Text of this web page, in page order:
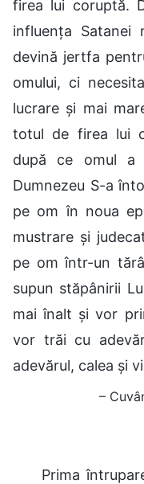
firea lui coruptă.
influența Satanei
devină jertfa
omului, ci
lucrare și mai
totul de firea lui
după ce omul a
Dumnezeu S-a
pe om în noua
mustrare și
pe om într-un
supun stăpânirii
mai înalt și vor
vor trăi cu
adevărul, calea și
–
Prima